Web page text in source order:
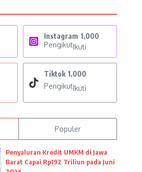
Instagram 1,000
PengikutIkuti
Tiktok 1,000
PengikutIkuti
Populer
Penyaluran Kredit UMKM di Jawa
Barat Capai Rp192 Triliun pada Juni